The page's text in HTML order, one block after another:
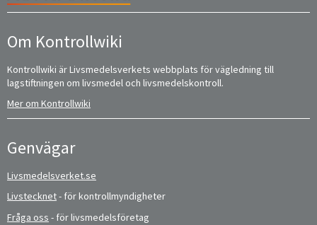
Om Kontrollwiki
Kontrollwiki är Livsmedelsverkets webbplats för vägledning till
lagstiftningen om livsmedel och livsmedelskontroll.
Mer om Kontrollwiki
Genvägar
Livsmedelsverket.se
Livstecknet- för kontrollmyndigheter
Fråga oss - för livsmedelsföretag